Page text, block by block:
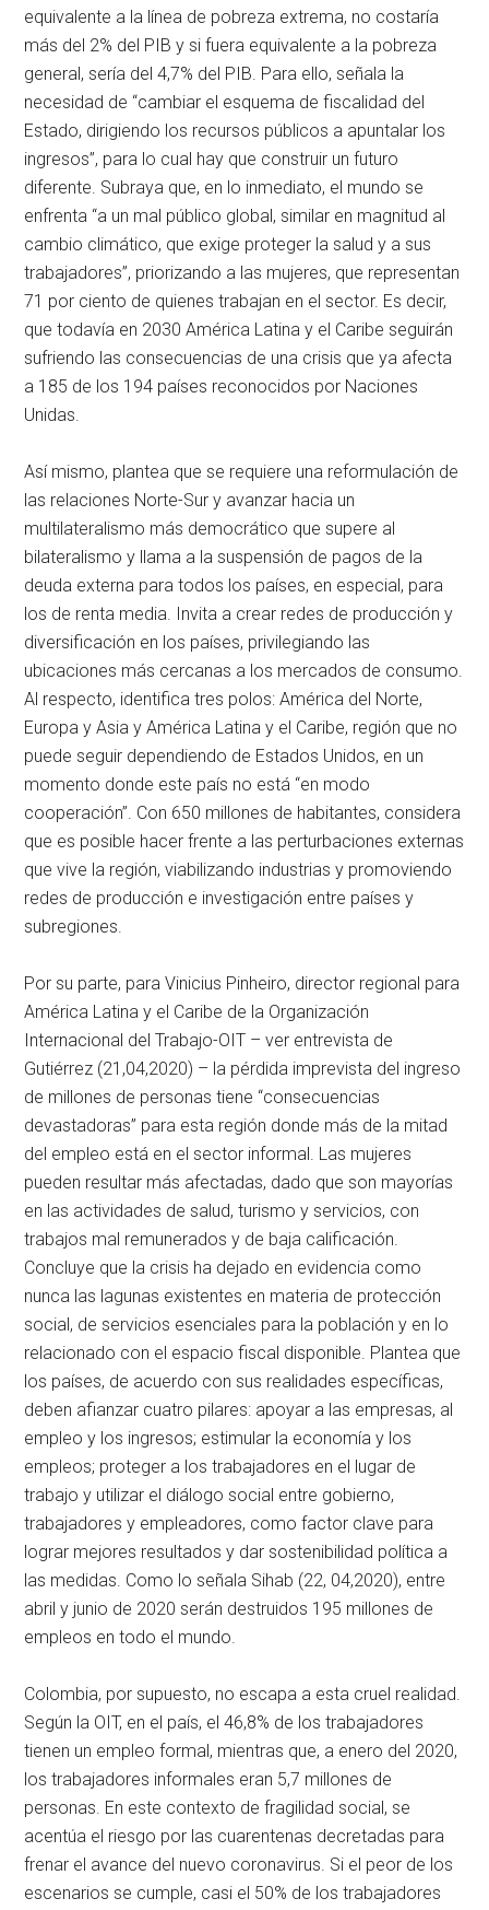
equivalente a la línea de pobreza extrema, no costaría
más del 2% del PIB y si fuera equivalente a la pobreza
general, sería del 4,7% del PIB. Para ello, señala la
necesidad de “cambiar el esquema de fiscalidad del
Estado, dirigiendo los recursos públicos a apuntalar los
ingresos”, para lo cual hay que construir un futuro
diferente. Subraya que, en lo inmediato, el mundo se
enfrenta “a un mal público global, similar en magnitud al
cambio climático, que exige proteger la salud y a sus
trabajadores”, priorizando a las mujeres, que representan
71 por ciento de quienes trabajan en el sector. Es decir,
que todavía en 2030 América Latina y el Caribe seguirán
sufriendo las consecuencias de una crisis que ya afecta
a 185 de los 194 países reconocidos por Naciones
Unidas.
Así mismo, plantea que se requiere una reformulación de
las relaciones Norte-Sur y avanzar hacia un
multilateralismo más democrático que supere al
bilateralismo y llama a la suspensión de pagos de la
deuda externa para todos los países, en especial, para
los de renta media. Invita a crear redes de producción y
diversificación en los países, privilegiando las
ubicaciones más cercanas a los mercados de consumo.
Al respecto, identifica tres polos: América del Norte,
Europa y Asia y América Latina y el Caribe, región que no
puede seguir dependiendo de Estados Unidos, en un
momento donde este país no está “en modo
cooperación”. Con 650 millones de habitantes, considera
que es posible hacer frente a las perturbaciones externas
que vive la región, viabilizando industrias y promoviendo
redes de producción e investigación entre países y
subregiones.
Por su parte, para Vinicius Pinheiro, director regional para
América Latina y el Caribe de la Organización
Internacional del Trabajo-OIT – ver entrevista de
Gutiérrez (21,04,2020) – la pérdida imprevista del ingreso
de millones de personas tiene “consecuencias
devastadoras” para esta región donde más de la mitad
del empleo está en el sector informal. Las mujeres
pueden resultar más afectadas, dado que son mayorías
en las actividades de salud, turismo y servicios, con
trabajos mal remunerados y de baja calificación.
Concluye que la crisis ha dejado en evidencia como
nunca las lagunas existentes en materia de protección
social, de servicios esenciales para la población y en lo
relacionado con el espacio fiscal disponible. Plantea que
los países, de acuerdo con sus realidades específicas,
deben afianzar cuatro pilares: apoyar a las empresas, al
empleo y los ingresos; estimular la economía y los
empleos; proteger a los trabajadores en el lugar de
trabajo y utilizar el diálogo social entre gobierno,
trabajadores y empleadores, como factor clave para
lograr mejores resultados y dar sostenibilidad política a
las medidas. Como lo señala Sihab (22, 04,2020), entre
abril y junio de 2020 serán destruidos 195 millones de
empleos en todo el mundo.
Colombia, por supuesto, no escapa a esta cruel realidad.
Según la OIT, en el país, el 46,8% de los trabajadores
tienen un empleo formal, mientras que, a enero del 2020,
los trabajadores informales eran 5,7 millones de
personas. En este contexto de fragilidad social, se
acentúa el riesgo por las cuarentenas decretadas para
frenar el avance del nuevo coronavirus. Si el peor de los
escenarios se cumple, casi el 50% de los trabajadores